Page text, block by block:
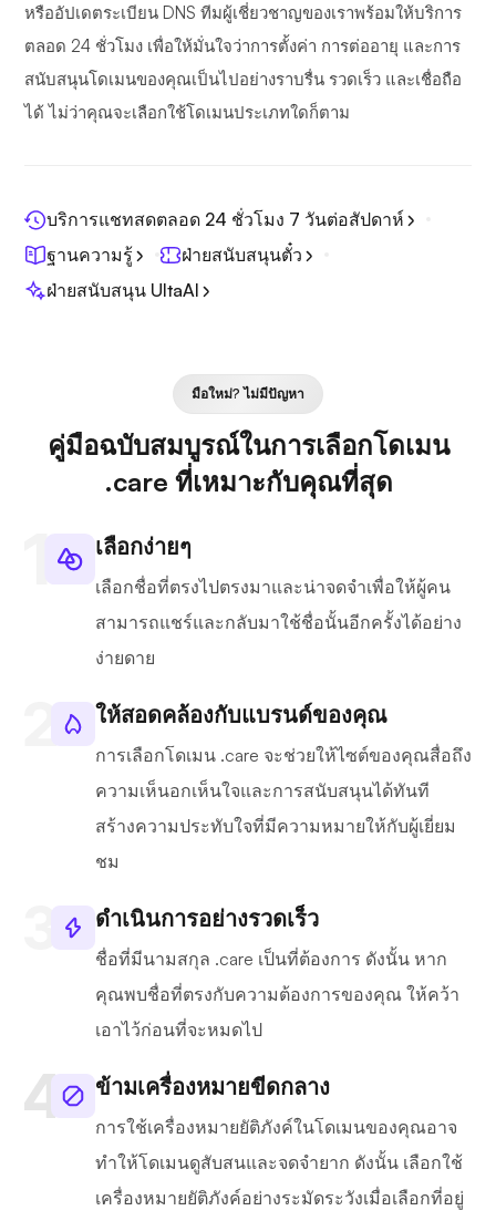
หรืออัปเดตระเบียน DNS ทีมผู้เชี่ยวชาญของเราพร้อมให้บริการ
ตลอด 24 ชั่วโมง เพื่อให้มั่นใจว่าการตั้งค่า การต่ออายุ และการ
สนับสนุนโดเมนของคุณเป็นไปอย่างราบรื่น รวดเร็ว และเชื่อถือ
ได้ ไม่ว่าคุณจะเลือกใช้โดเมนประเภทใดก็ตาม
บริการแชทสดตลอด 24 ชั่วโมง 7 วันต่อสัปดาห์
ฐานความรู้
ฝ่ายสนับสนุนตั๋ว
ฝ่ายสนับสนุน UltaAI
มือใหม่? ไม่มีปัญหา
คู่มือฉบับสมบูรณ์ในการเลือกโดเมน
.care ที่เหมาะกับคุณที่สุด
เลือกง่ายๆ
เลือกชื่อที่ตรงไปตรงมาและน่าจดจำเพื่อให้ผู้คน
สามารถแชร์และกลับมาใช้ชื่อนั้นอีกครั้งได้อย่าง
ง่ายดาย
ให้สอดคล้องกับแบรนด์ของคุณ
การเลือกโดเมน .care จะช่วยให้ไซต์ของคุณสื่อถึง
ความเห็นอกเห็นใจและการสนับสนุนได้ทันที
สร้างความประทับใจที่มีความหมายให้กับผู้เยี่ยม
ชม
ดำเนินการอย่างรวดเร็ว
ชื่อที่มีนามสกุล .care เป็นที่ต้องการ ดังนั้น หาก
คุณพบชื่อที่ตรงกับความต้องการของคุณ ให้คว้า
เอาไว้ก่อนที่จะหมดไป
ข้ามเครื่องหมายขีดกลาง
การใช้เครื่องหมายยัติภังค์ในโดเมนของคุณอาจ
ทำให้โดเมนดูสับสนและจดจำยาก ดังนั้น เลือกใช้
เครื่องหมายยัติภังค์อย่างระมัดระวังเมื่อเลือกที่อยู่